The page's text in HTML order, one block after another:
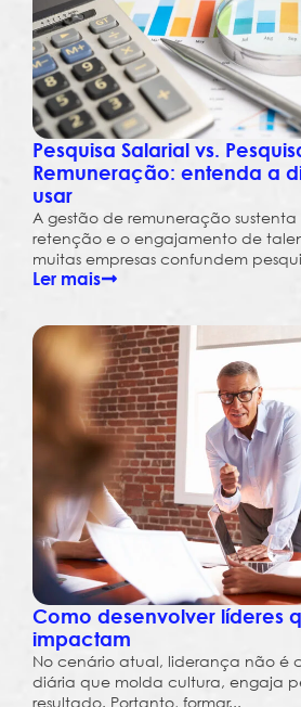
Pesquisa Salarial vs.
Remuneração: entenda a
usar
A gestão de remuneração
retenção e o engajamento de
muitas empresas confundem
Ler mais
Como desenvolver líderes
impactam
No cenário atual, liderança não é
diária que molda cultura, engaja
resultado. Portanto, formar...